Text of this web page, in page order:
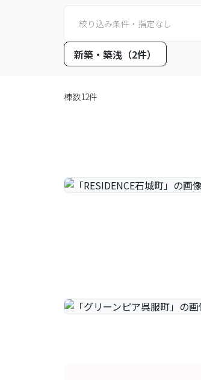
絞り込み条件・指定なし
新築・築浅（2件）
棟数12件